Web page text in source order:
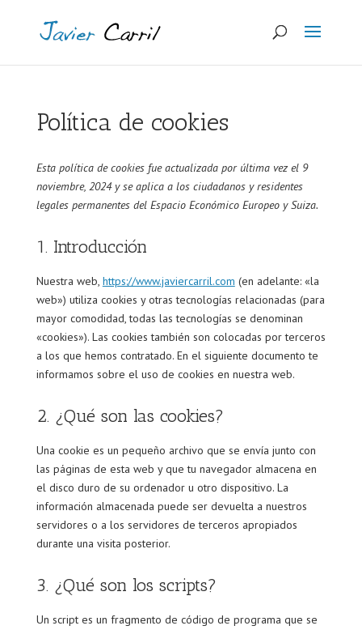
Política de cookies
Esta política de cookies fue actualizada por última vez el 9
noviembre, 2024 y se aplica a los ciudadanos y residentes
legales permanentes del Espacio Económico Europeo y Suiza.
1. Introducción
Nuestra web, https://www.javiercarril.com (en adelante: «la
web») utiliza cookies y otras tecnologías relacionadas (para
mayor comodidad, todas las tecnologías se denominan
«cookies»). Las cookies también son colocadas por terceros
a los que hemos contratado. En el siguiente documento te
informamos sobre el uso de cookies en nuestra web.
2. ¿Qué son las cookies?
Una cookie es un pequeño archivo que se envía junto con
las páginas de esta web y que tu navegador almacena en
el disco duro de su ordenador u otro dispositivo. La
información almacenada puede ser devuelta a nuestros
servidores o a los servidores de terceros apropiados
durante una visita posterior.
3. ¿Qué son los scripts?
Un script es un fragmento de código de programa que se